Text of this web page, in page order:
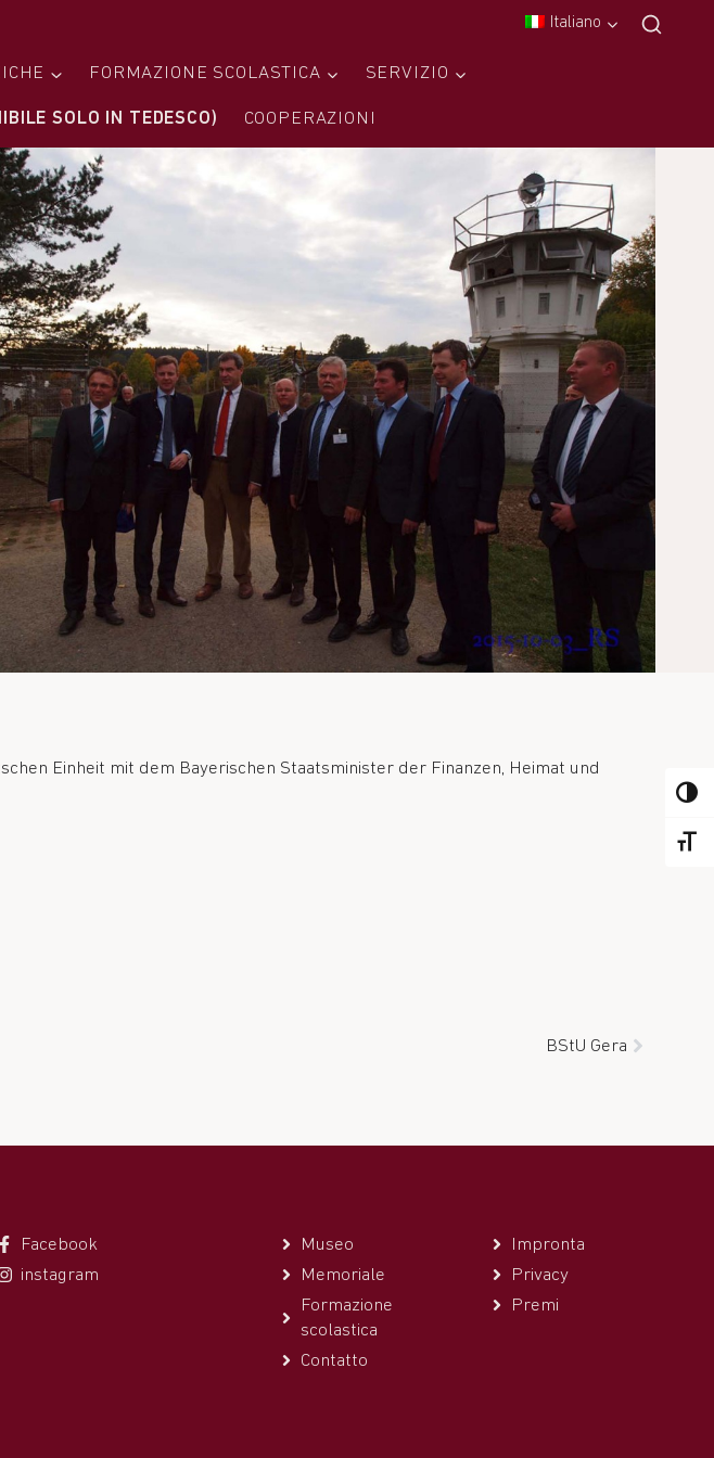
Italiano
FORMAZIONE SCOLASTICA SERVIZIO
SOLO IN TEDESCO) COOPERAZIONI
Einheit mit dem Bayerischen Staatsminister der Finanzen, Heimat und
BStU Gera
Facebook
instagram
Museo
Memoriale
Formazione
scolastica
Contatto
Impronta
Privacy
Premi